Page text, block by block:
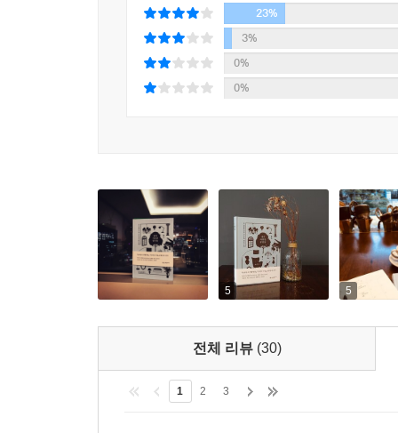
쾌감이 곧 아름다움이었던 것이다. 그러니 공간
윤광준 작가는 수년 전부터 전 세계를 돌아다니
도시와 공간은 그에게 공간의 중요성과 시대의
공간들』을 정리하였다. 따라서 이 책은 전작 『
음악, 건축, 사진, 디자인 등 예술 전반에 대한 지
국내 대표 예술애호가 윤광준의 공간 큐레이션
공간에서 경험하는 아름다움이 삶의 안목을 높인다
반복적으로 만나는 생활공간에서 경험한 아름
드러낸다고 말한다. 도시 구성원들의 심미안이
미의식은 당연히 높아지게 마련이다. 따라서 짧
23%
3%
0%
0%
5 5
전체 리뷰 (30)
1 2 3